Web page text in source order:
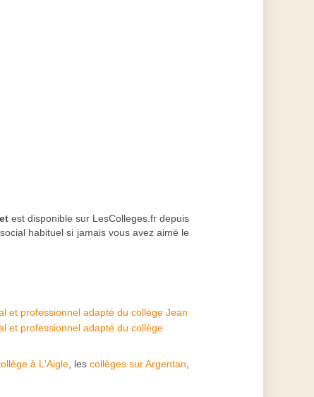
est disponible sur LesColleges.fr depuis
habituel si jamais vous avez aimé le
et professionnel adapté du collège Jean
et professionnel adapté du collège
à L'Aigle, les collèges sur Argentan